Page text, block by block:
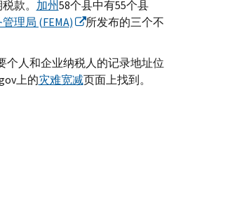
款。 加州58个县中有55个县
理局 (FEMA)
所发布的三个不
个人和企业纳税人的记录地址位
上的灾难宽减页面上找到。